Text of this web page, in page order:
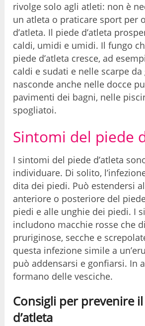
rivolge solo agli atleti: non è
un atleta o praticare sport per
d’atleta. Il piede d’atleta
caldi, umidi e umidi. Il fungo
piede d’atleta cresce, ad
caldi e sudati e nelle scarpe da
nasconde anche nelle docce
pavimenti dei bagni, nelle
spogliatoi.
Sintomi del piede
I sintomi del piede d’atleta
individuare. Di solito,
dita dei piedi. Può estendersi
anteriore o posteriore del
piedi e alle unghie dei piedi. I
includono macchie rosse che
pruriginose, secche e
questa infezione simile a
può addensarsi e gonfiarsi. In
formano delle vesciche.
Consigli per prevenire
d’atleta